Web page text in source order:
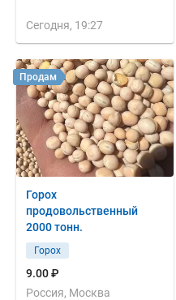
Сегодня, 19:27
Горох
продовольственный
2000 тонн.
Горох
9.00 ₽
Россия, Москва
Продам